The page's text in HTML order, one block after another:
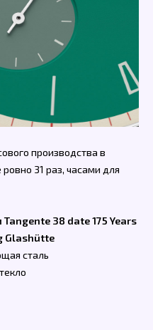
производства в
31 раз, часами для
38 date 175 Years
Glashütte
сталь